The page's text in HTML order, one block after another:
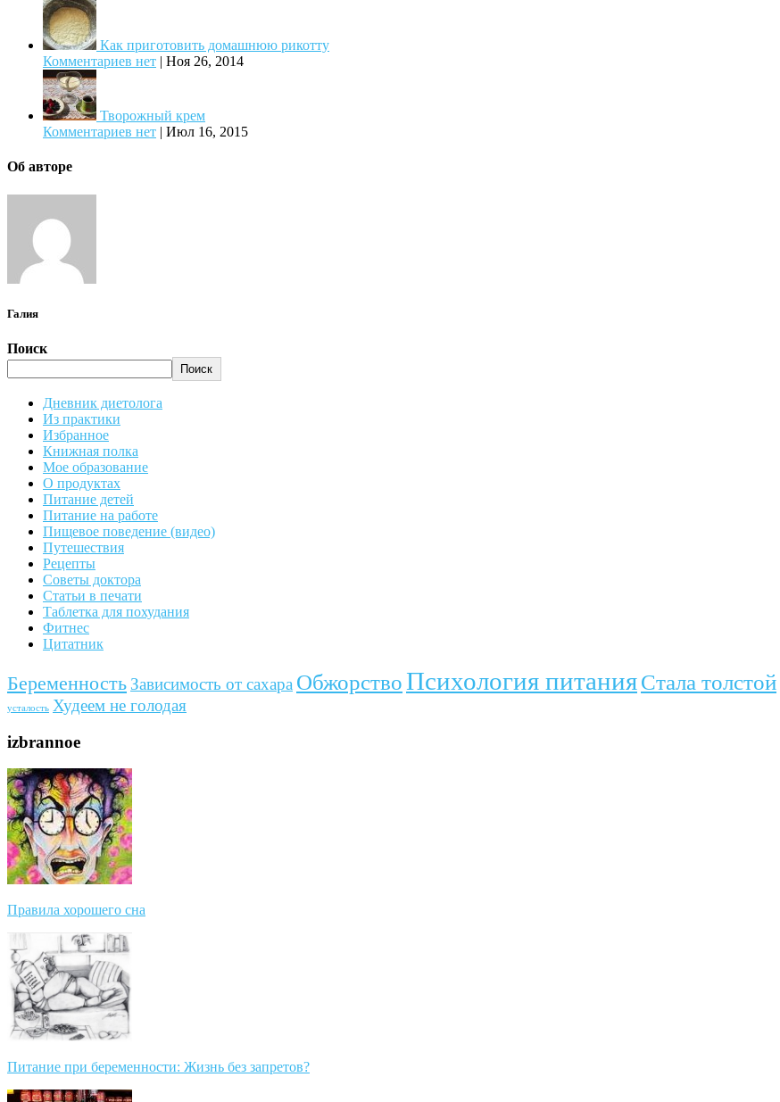
Как приготовить домашнюю рикотту
Комментариев нет | Ноя 26, 2014
Творожный крем
Комментариев нет | Июл 16, 2015
Об авторе
Галия
Поиск
Поиск
Дневник диетолога
Из практики
Избранное
Книжная полка
Мое образование
О продуктах
Питание детей
Питание на работе
Пищевое поведение (видео)
Путешествия
Рецепты
Советы доктора
Статьи в печати
Таблетка для похудания
Фитнес
Цитатник
Беременность Зависимость от сахара ОбжорствоПсихология питанияСтала толстой
усталость Худеем не голодая
izbrannoe
Правила хорошего сна
Питание при беременности: Жизнь без запретов?